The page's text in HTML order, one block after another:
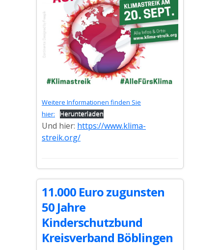
Weitere Informationen finden Sie
hier:
Herunterladen
Und hier: https://www.klima-
streik.org/
11.000 Euro zugunsten
50 Jahre
Kinderschutzbund
Kreisverband Böblingen